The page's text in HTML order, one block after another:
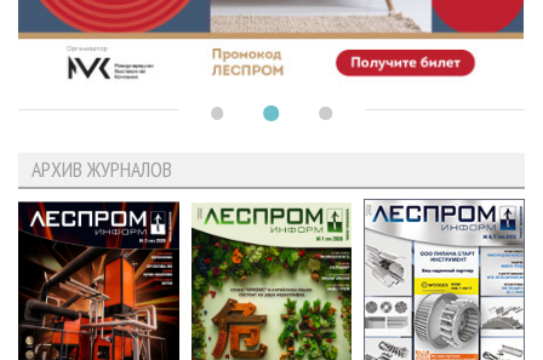
АРХИВ ЖУРНАЛОВ